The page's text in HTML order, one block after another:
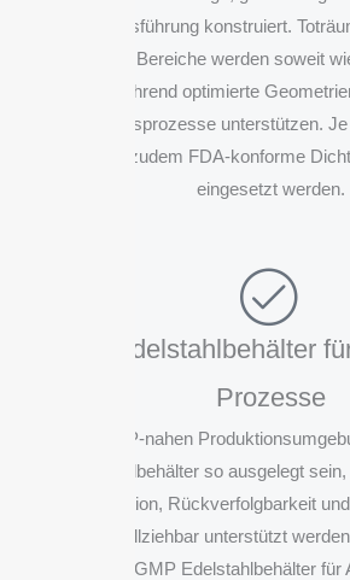
Prozessführung konstruiert.
zugängliche Bereiche werden soweit
während optimierte
Reinigungsprozesse unterstützen.
können zudem FDA-konforme
eingesetzt werden.
GMP Edelstahlbehälter
Prozesse
In GMP-nahen
Edelstahlbehälter so ausgelegt
Sterilisation, Rückverfolgbarkeit
nachvollziehbar unterstützt
entwickelt GMP Edelstahlbehälter für